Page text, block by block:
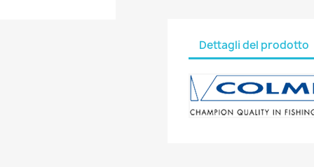
Dettagli del prodotto